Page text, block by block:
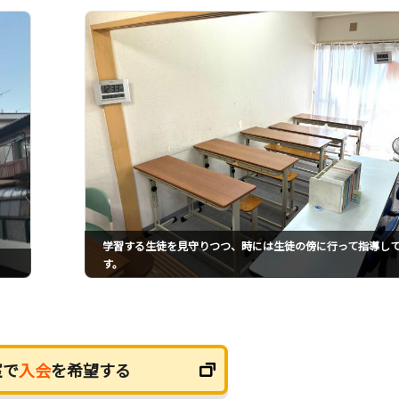
学習する生徒を見守りつつ、時には生徒の傍に行って指導し
す。
入会を希望する